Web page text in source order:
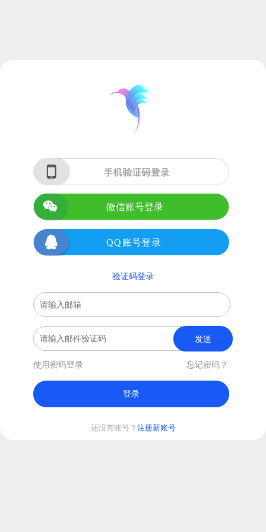
验证码登录
发送
使用密码登录 忘记密码？
登录
还没有账号？ 注册新账号